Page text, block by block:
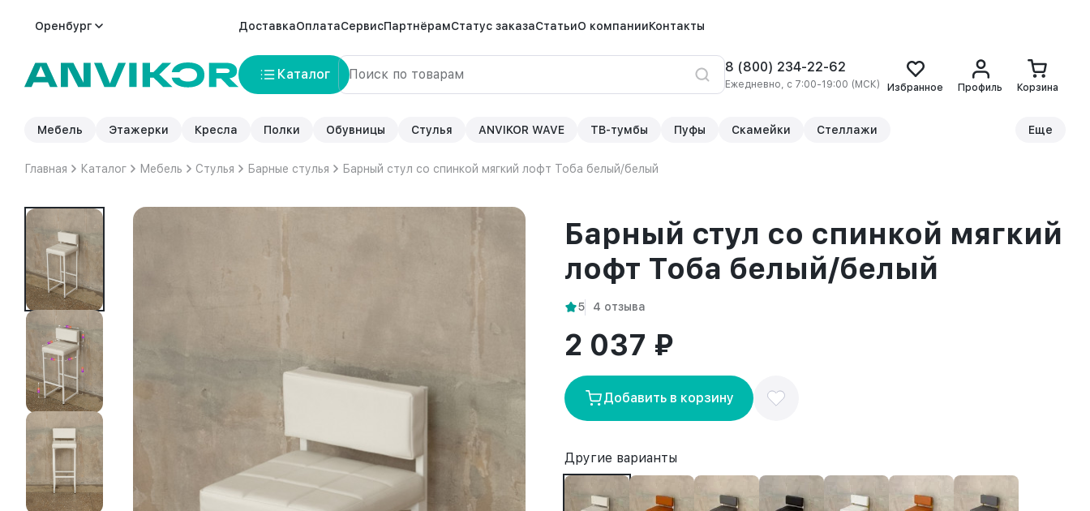
Оренбург ДоставкаОплатаСервисПартнёрамСтатус заказаСтатьиО компанииКонтакты
Каталог 8 (800) 234-22-62
Ежедневно, с 7:00-19:00 (МСК) Избранное Профиль Корзина
Мебель Этажерки Кресла Полки Обувницы Стулья ANVIKOR WAVE ТВ-тумбы Пуфы Скамейки Стеллажи Еще
Главная Каталог Мебель Стулья Барные стулья Барный стул со спинкой мягкий лофт Тоба белый/белый
Барный стул со спинкой мягкий
лофт Тоба белый/белый
5 4 отзыва
2 037 ₽
Добавить в корзину
Другие варианты